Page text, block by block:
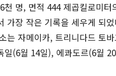
천 명, 면적 444 제곱킬로미
가장 작은 기록을 세우게 되
는 자메이카, 트리니다드 토
일(6월 14일), 에콰도르(6월